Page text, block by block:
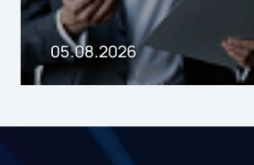
05.08.2026